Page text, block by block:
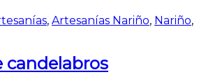
, Artesanías Nariño, Nariño,
candelabros